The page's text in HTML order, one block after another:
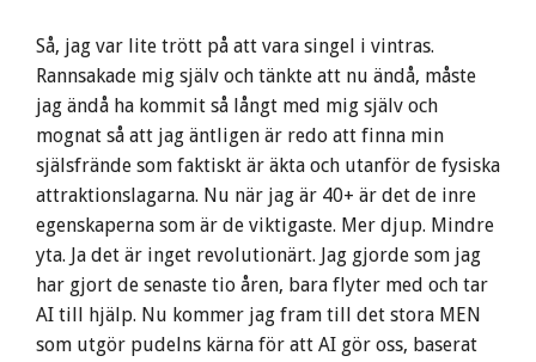
Så, jag var lite trött på att vara singel i vintras.
Rannsakade mig själv och tänkte att nu ändå, måste
jag ändå ha kommit så långt med mig själv och
mognat så att jag äntligen är redo att finna min
själsfrände som faktiskt är äkta och utanför de fysiska
attraktionslagarna. Nu när jag är 40+ är det de inre
egenskaperna som är de viktigaste. Mer djup. Mindre
yta. Ja det är inget revolutionärt. Jag gjorde som jag
har gjort de senaste tio åren, bara flyter med och tar
AI till hjälp. Nu kommer jag fram till det stora MEN
som utgör pudelns kärna för att AI gör oss, baserat